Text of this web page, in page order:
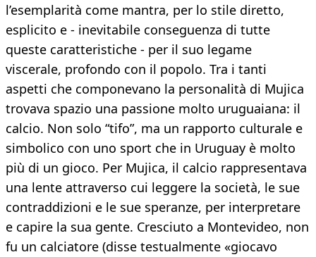
l’esemplarità come mantra, per lo stile diretto,
esplicito e - inevitabile conseguenza di tutte
queste caratteristiche - per il suo legame
viscerale, profondo con il popolo. Tra i tanti
aspetti che componevano la personalità di Mujica
trovava spazio una passione molto uruguaiana: il
calcio. Non solo “tifo”, ma un rapporto culturale e
simbolico con uno sport che in Uruguay è molto
più di un gioco. Per Mujica, il calcio rappresentava
una lente attraverso cui leggere la società, le sue
contraddizioni e le sue speranze, per interpretare
e capire la sua gente. Cresciuto a Montevideo, non
fu un calciatore (disse testualmente «giocavo